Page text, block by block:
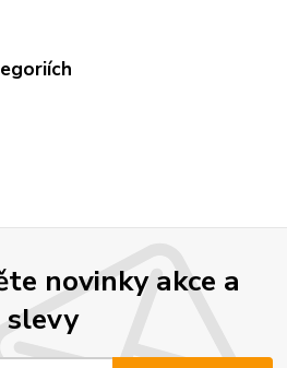
novinky akce a
slevy